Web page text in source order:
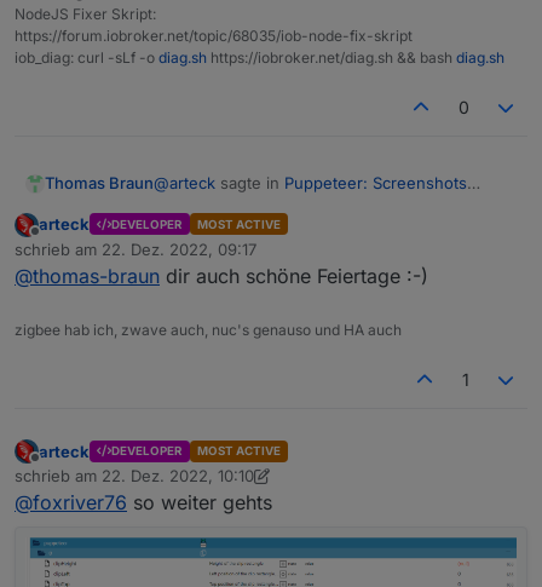
NodeJS Fixer Skript:
https://forum.iobroker.net/topic/68035/iob-node-fix-skript
iob_diag: curl -sLf -o diag.sh https://iobroker.net/diag.sh && bash diag.sh
0
Thomas Braun@arteck sagte in Puppeteer: Screenshots
mit bullseye läuft der ...
an abgekündigten Versionen festzuhalten und
da mit obsoletem Kram zu beschäftigen.
Offline
arteck DEVELOPER MOST ACTIVE
schrieb am 22. Dez. 2022, 09:17
zuletzt editiert von
@thomas-braun dir auch schöne Feiertage :-)
zigbee hab ich, zwave auch, nuc's genauso und HA auch
1
Offline
arteck DEVELOPER MOST ACTIVE
schrieb am 22. Dez. 2022, 10:10
zuletzt editiert von arteck
@foxriver76 so weiter gehts